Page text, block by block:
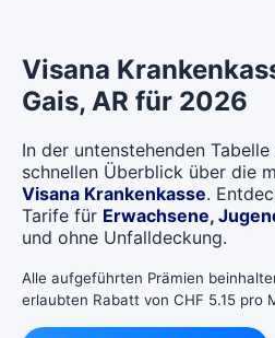
Visana
Gais, AR für 2026
In der untenstehenden
schnellen Überblick über die
Visana Krankenkasse.
Tarife für Erwachsene,
und ohne Unfalldeckung.
Alle aufgeführten Prämien
erlaubten Rabatt von CHF 5.15 pro